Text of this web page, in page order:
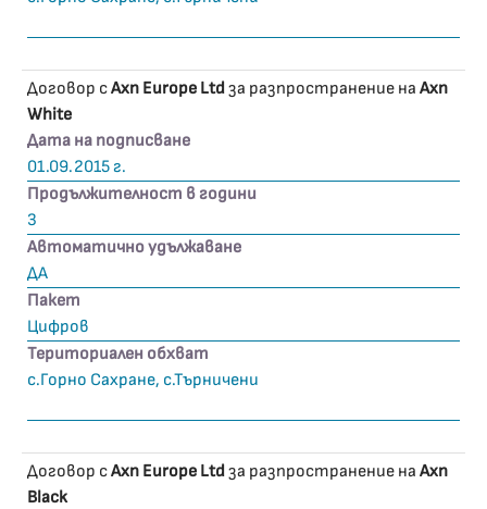
Договор сAxn Europe Ltdза разпространение на Axn
White
Дата на подписване
01.09.2015 г.
Продължителност в години
3
Автоматично удължаване
ДА
Пакет
Цифров
Териториален обхват
с.Горно Сахране, с.Търничени
Договор сAxn Europe Ltdза разпространение на Axn
Black